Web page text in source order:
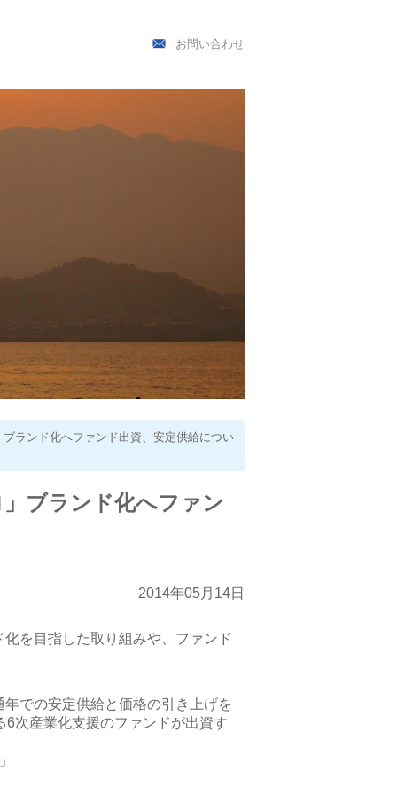
お問い合わせ
ランド化へファンド出資、安定供給につい
ブランド化へファン
2014年05月14日
を目指した取り組みや、ファンド
での安定供給と価格の引き上げを
次産業化支援のファンドが出資す